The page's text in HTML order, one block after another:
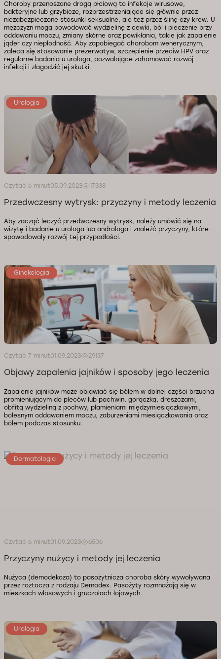
Choroby przenoszone drogą płciową to infekcje wirusowe,
bakteryjne lub grzybicze, rozprzestrzeniające się głównie przez
niezabezpieczone stosunki seksualne, ale też przez ślinę czy krew. U
mężczyzn mogą powodować wydzielinę z cewki, ból i pieczenie przy
oddawaniu moczu, zmiany skórne oraz powikłania, takie jak zapalenie
jąder czy niepłodność. Aby zapobiegać chorobom wenerycznym,
zaleca się stosowanie prezerwatyw, szczepienie przeciw HPV oraz
regularne badania u urologa, pozwalające zahamować rozwój
infekcji i złagodzić jej skutki.
Urologia
Czytać 6 minut05.09.2023 17338
Przedwczesny wytrysk: przyczyny i metody leczenia
Aby zacząć leczyć przedwczesny wytrysk, należy umówić się na
wizytę i badanie u urologa lub androloga i znaleźć przyczyny, które
spowodowały rozwój tej przypadłości.
Ginekologia
Czytać 7 minut01.09.2023 29137
Objawy zapalenia jajników i sposoby jego leczenia
Zapalenie jajników może objawiać się bólem w dolnej części brzucha
promieniującym do pleców lub pachwin, gorączką, dreszczami,
obfitą wydzieliną z pochwy, plamieniami międzymiesiączkowymi,
bolesnym oddawaniem moczu, zaburzeniami miesiączkowania oraz
bólem podczas stosunku.
Dermatologia
Czytać 6 minut01.09.2023 6506
Przyczyny nużycy i metody jej leczenia
Nużyca (demodekoza) to pasożytnicza choroba skóry wywoływana
przez roztocza z rodzaju Demodex. Pasożyty rozmnażają się w
mieszkach włosowych i gruczołach łojowych.
Urologia